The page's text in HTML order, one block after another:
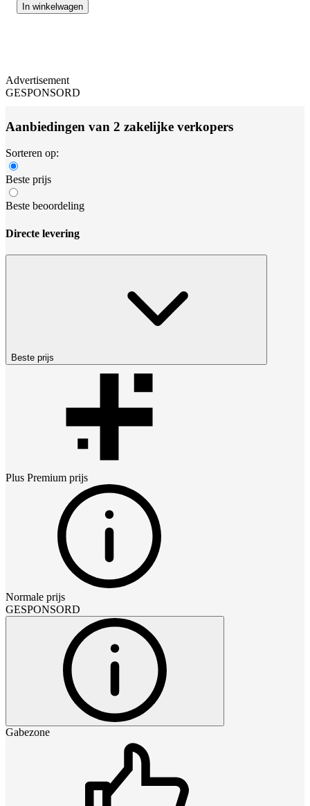
In winkelwagen
Advertisement
GESPONSORD
Aanbiedingen van 2 zakelijke verkopers
Sorteren op:
Beste prijs
Beste beoordeling
Directe levering
Beste prijs
Plus Premium prijs
Normale prijs
GESPONSORD
Gabezone